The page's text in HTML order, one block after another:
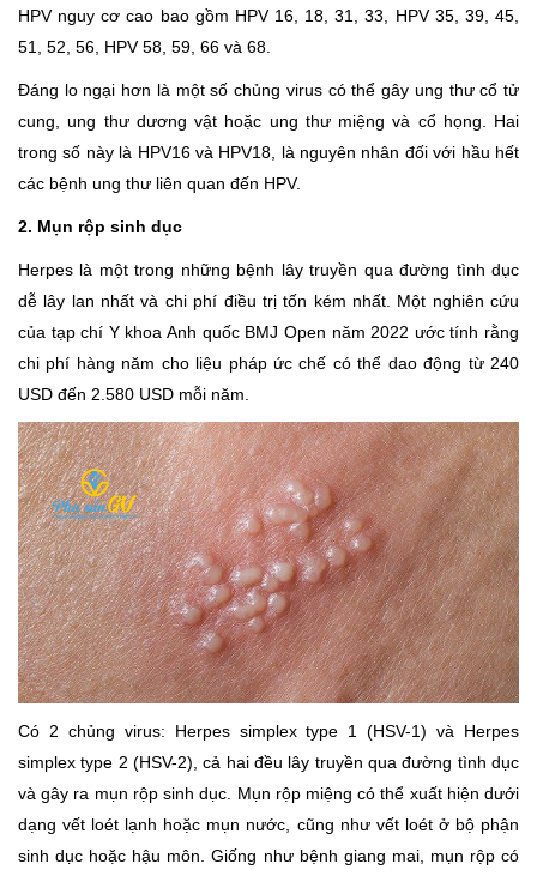
HPV nguy cơ cao bao gồm HPV 16, 18, 31, 33, HPV 35, 39, 45,
51, 52, 56, HPV 58, 59, 66 và 68.
Đáng lo ngại hơn là một số chủng virus có thể gây ung thư cổ tử
cung, ung thư dương vật hoặc ung thư miệng và cổ họng. Hai
trong số này là HPV16 và HPV18, là nguyên nhân đối với hầu hết
các bệnh ung thư liên quan đến HPV.
2. Mụn rộp sinh dục
Herpes là một trong những bệnh lây truyền qua đường tình dục
dễ lây lan nhất và chi phí điều trị tốn kém nhất. Một nghiên cứu
của tạp chí Y khoa Anh quốc BMJ Open năm 2022 ước tính rằng
chi phí hàng năm cho liệu pháp ức chế có thể dao động từ 240
USD đến 2.580 USD mỗi năm.
Có 2 chủng virus: Herpes simplex type 1 (HSV-1) và Herpes
simplex type 2 (HSV-2), cả hai đều lây truyền qua đường tình dục
và gây ra mụn rộp sinh dục. Mụn rộp miệng có thể xuất hiện dưới
dạng vết loét lạnh hoặc mụn nước, cũng như vết loét ở bộ phận
sinh dục hoặc hậu môn. Giống như bệnh giang mai, mụn rộp có